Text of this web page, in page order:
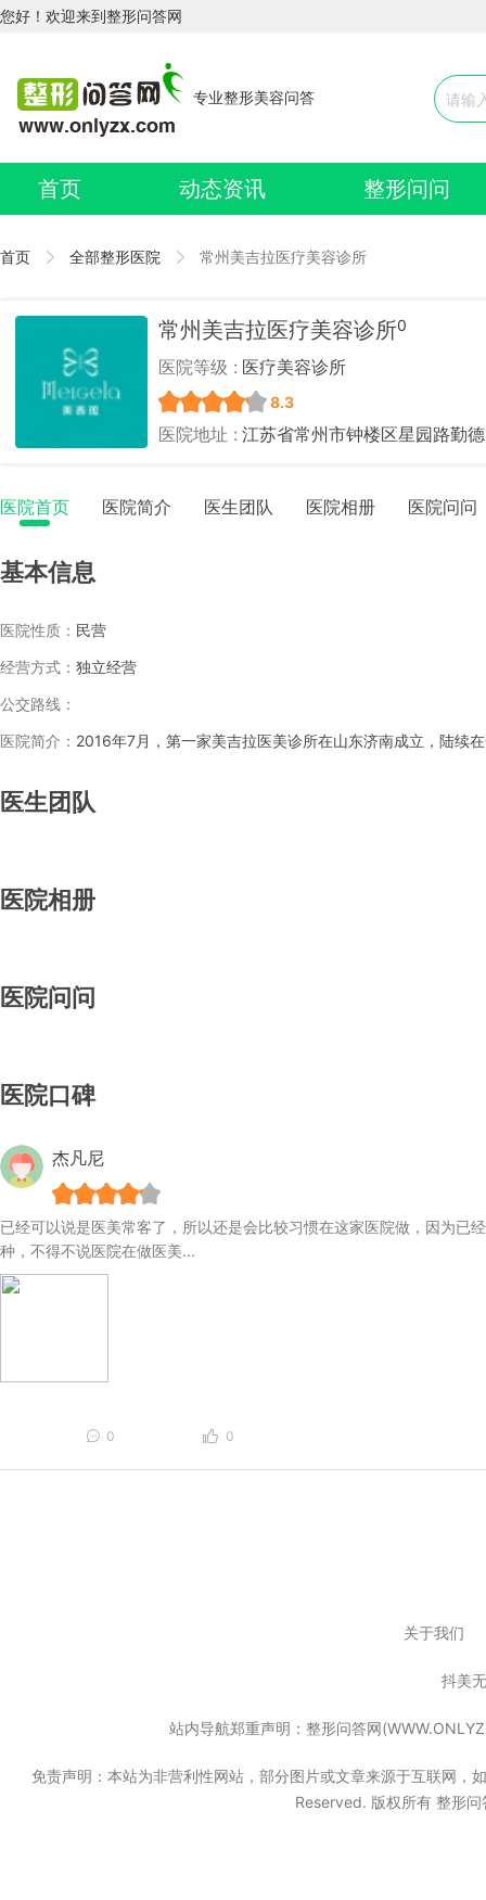
您好！欢迎来到整形问答网
专业整形美容问答
首页 动态资讯 整形问问
首页 全部整形医院 常州美吉拉医疗美容诊所
常州美吉拉医疗美容诊所0
医院等级 : 医疗美容诊所
8.3
医院地址 : 江苏省常州市钟楼区星园路勤
医院首页 医院简介 医生团队 医院相册 医院问问
基本信息
医院性质： 民营
经营方式： 独立经营
公交路线：
医院简介：
医生团队
医院相册
医院问问
医院口碑
杰凡尼
已经可以说是医美常客了，所以还是会比较习惯在这家医院做，因为已
种，不得不说医院在做医美...
0 0
关于我们
抖美
站内导航郑重声明：整形问答网
免责声明：本站为非营利性网站，部分图片或文章来源于互联网，
Reserved. 版权所有 整形问